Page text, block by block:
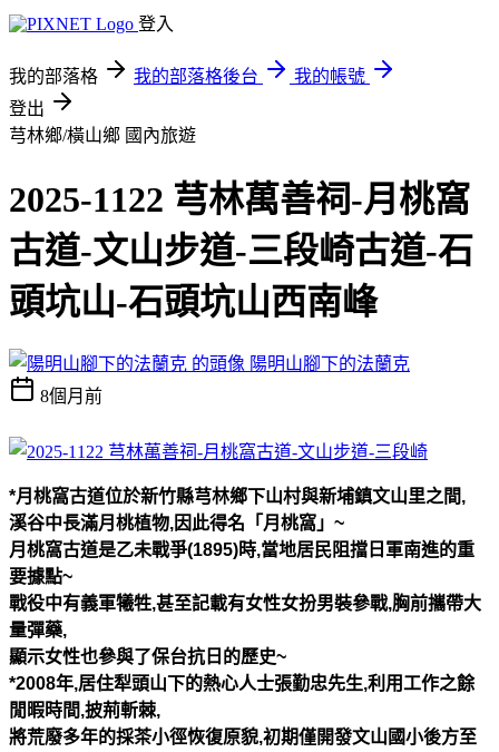
登入
我的部落格 我的部落格後台
我的帳號
登出
芎林鄉/橫山鄉 國內旅遊
2025-1122 芎林萬善祠-月桃窩
古道-文山步道-三段崎古道-石
頭坑山-石頭坑山西南峰
陽明山腳下的法蘭克
8個月前
*月桃窩古道位於新竹縣芎林鄉下山村與新埔鎮文山里之間,
溪谷中長滿月桃植物,因此得名「月桃窩」 ~
月桃窩古道是乙未戰爭(1895)時,當地居民阻擋日軍南進的重
要據點~
戰役中有義軍犧牲,甚至記載有女性女扮男裝參戰,胸前攜帶大
量彈藥,
顯示女性也參與了保台抗日的歷史~
*2008年,居住犁頭山下的熱心人士張勤忠先生,利用工作之餘
閒暇時間,披荊斬棘,
將荒廢多年的採茶小徑恢復原貌,初期僅開發文山國小後方至